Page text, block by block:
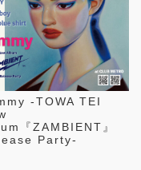
-TOWA TEI
『ZAMBIENT』
Party-